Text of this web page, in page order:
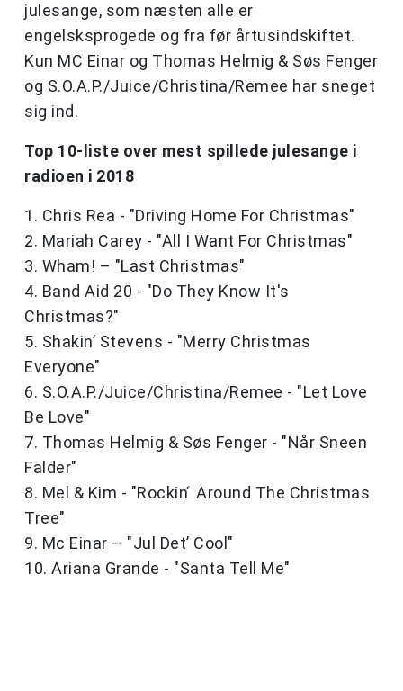
julesange, som næsten alle er
engelsksprogede og fra før årtusindskiftet.
Kun MC Einar og Thomas Helmig & Søs Fenger
og S.O.A.P./Juice/Christina/Remee har sneget
sig ind.
Top 10-liste over mest spillede julesange i
radioen i 2018
1. Chris Rea - "Driving Home For Christmas"
2. Mariah Carey - "All I Want For Christmas"
3. Wham! – "Last Christmas"
4. Band Aid 20 - "Do They Know It's
Christmas?"
5. Shakin’ Stevens - "Merry Christmas
Everyone"
6. S.O.A.P./Juice/Christina/Remee - "Let Love
Be Love"
7. Thomas Helmig & Søs Fenger - "Når Sneen
Falder"
8. Mel & Kim - "Rockin ́ Around The Christmas
Tree"
9. Mc Einar – "Jul Det’ Cool"
10. Ariana Grande - "Santa Tell Me"